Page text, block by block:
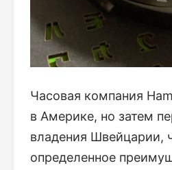
Часовая компания
в Америке, но затем
владения Швейцарии,
определенное